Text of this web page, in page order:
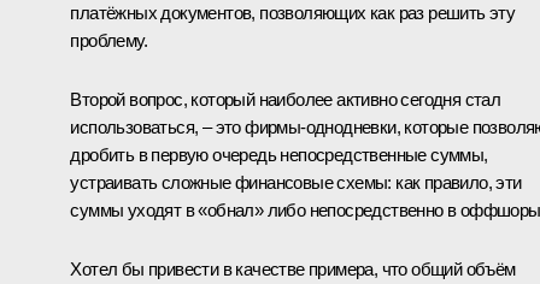
платёжных документов, позволяющих как раз решить эту
проблему.
Второй вопрос, который наиболее активно сегодня стал
использоваться, – это фирмы-однодневки, которые
дробить в первую очередь непосредственные суммы,
устраивать сложные финансовые схемы: как правило, эти
суммы уходят в «обнал» либо непосредственно в
Хотел бы привести в качестве примера, что общий объём